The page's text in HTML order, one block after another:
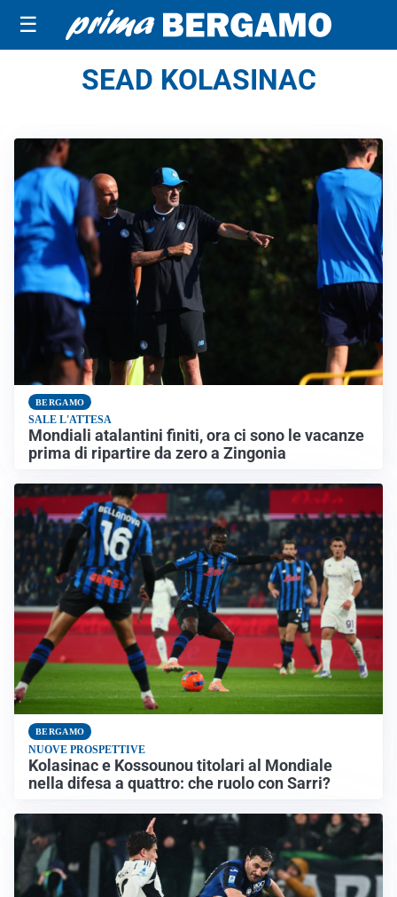
☰
SEAD KOLASINAC
BERGAMO
SALE L'ATTESA
Mondiali atalantini finiti, ora ci sono le vacanze
prima di ripartire da zero a Zingonia
BERGAMO
NUOVE PROSPETTIVE
Kolasinac e Kossounou titolari al Mondiale
nella difesa a quattro: che ruolo con Sarri?